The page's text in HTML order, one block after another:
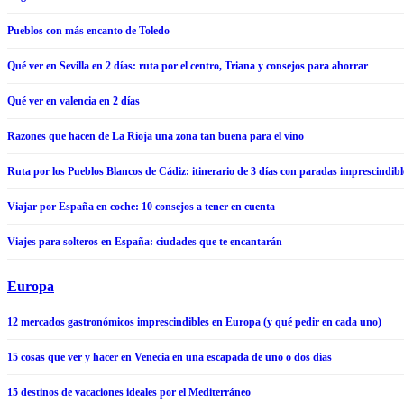
Pueblos con más encanto de Toledo
Qué ver en Sevilla en 2 días: ruta por el centro, Triana y consejos para ahorrar
Qué ver en valencia en 2 días
Razones que hacen de La Rioja una zona tan buena para el vino
Ruta por los Pueblos Blancos de Cádiz: itinerario de 3 días con paradas
Viajar por España en coche: 10 consejos a tener en cuenta
Viajes para solteros en España: ciudades que te encantarán
Europa
12 mercados gastronómicos imprescindibles en Europa (y qué pedir en cada uno)
15 cosas que ver y hacer en Venecia en una escapada de uno o dos días
15 destinos de vacaciones ideales por el Mediterráneo